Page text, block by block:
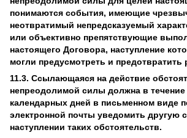
понимаются события, имеющие
неотвратимый непредсказуемый
или объективно препятствующие
настоящего Договора, наступление
могли предусмотреть и
11.3. Ссылающаяся на действие
непреодолимой силы должна в течение
календарных дней в письменном виде
электронной почты уведомить другую
наступлении таких обстоятельств.